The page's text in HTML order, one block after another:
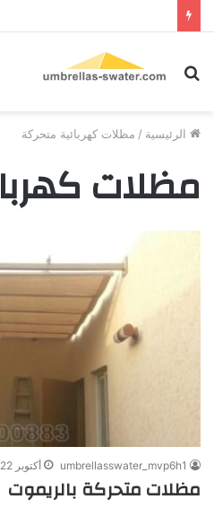
بحث
الرئيسية / مظلات كهربائية متحركة
مظلات
umbrellasswater_mvp6h1 أكتوبر 22, 2017
مظلات متحركة بالريموت